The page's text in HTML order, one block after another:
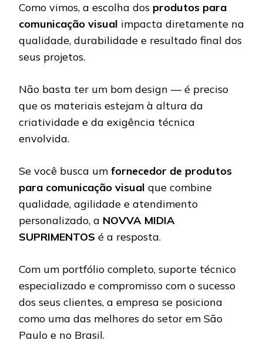
Como vimos, a escolha dos produtos para
comunicação visual impacta diretamente na
qualidade, durabilidade e resultado final dos
seus projetos.
Não basta ter um bom design — é preciso
que os materiais estejam à altura da
criatividade e da exigência técnica
envolvida.
Se você busca um fornecedor de produtos
para comunicação visual que combine
qualidade, agilidade e atendimento
personalizado, a NOVVA MIDIA
SUPRIMENTOS é a resposta.
Com um portfólio completo, suporte técnico
especializado e compromisso com o sucesso
dos seus clientes, a empresa se posiciona
como uma das melhores do setor em São
Paulo e no Brasil.